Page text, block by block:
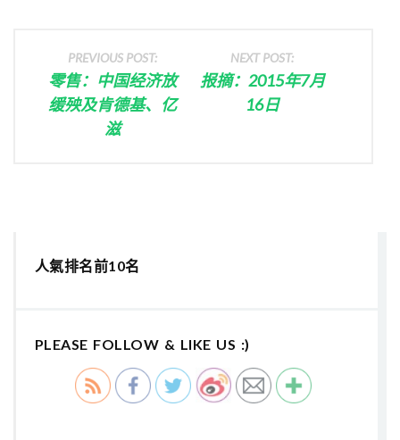
PREVIOUS POST:
零售：中国经济放
缓殃及肯德基、亿
滋
NEXT POST:
报摘：2015年7月
16日
人氣排名前10名
PLEASE FOLLOW & LIKE US :)